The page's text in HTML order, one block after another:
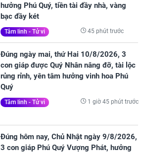
hưởng Phú Quý, tiền tài đầy nhà, vàng
bạc đầy két
Tâm linh - Tử vi 45 phút trước
Đúng ngày mai, thứ Hai 10/8/2026, 3
con giáp được Quý Nhân nâng đỡ, tài lộc
rủng rỉnh, yên tâm hưởng vinh hoa Phú
Quý
Tâm linh - Tử vi 1 giờ 45 phút trước
Đúng hôm nay, Chủ Nhật ngày 9/8/2026,
3 con giáp Phú Quý Vượng Phát, hưởng